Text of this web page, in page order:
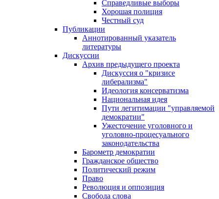
Справедливые выборы
Хорошая полиция
Честный суд
Публикации
Аннотированный указатель
литературы
Дискуссии
Архив предыдущего проекта
Дискуссия о "кризисе
либерализма"
Идеология консерватизма
Национальная идея
Пути легитимации "управляемой
демократии"
Ужесточение уголовного и
уголовно-процесуального
законодательства
Барометр демократии
Гражданское общество
Политический режим
Право
Революция и оппозиция
Свобода слова